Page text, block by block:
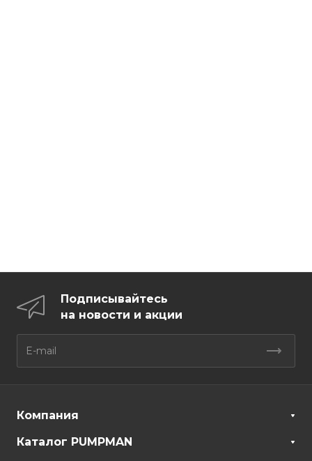
Подписывайтесь
на новости и акции
Компания
Каталог PUMPMAN